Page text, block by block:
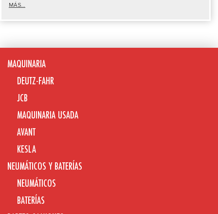
MÁS...
MAQUINARIA
DEUTZ-FAHR
JCB
MAQUINARIA USADA
AVANT
KESLA
NEUMÁTICOS Y BATERÍAS
NEUMÁTICOS
BATERÍAS